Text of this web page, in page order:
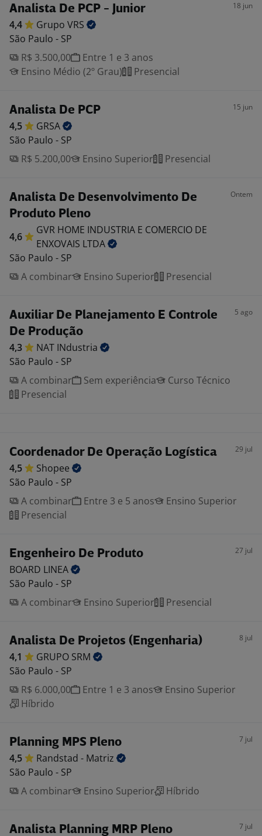
Analista De PCP - Junior 18 jun
4,4 Grupo VRS
São Paulo - SP
R$ 3.500,00
Entre 1 e 3 anos
Ensino Médio (2º Grau)
Presencial
Analista De PCP 15 jun
4,5
GRSA
São Paulo - SP
R$ 5.200,00
Ensino Superior Presencial
Analista De Desenvolvimento De
Produto Pleno
Ontem
4,6
GVR HOME INDUSTRIA E COMERCIO DE
ENXOVAIS LTDA
São Paulo - SP
A combinar
Ensino Superior Presencial
Auxiliar De Planejamento E Controle
De Produção
5 ago
4,3 NAT INdustria
São Paulo - SP
A combinar
Sem experiência
Curso Técnico
Presencial
Coordenador De Operação Logística 29 jul
4,5
Shopee
São Paulo - SP
A combinar
Entre 3 e 5 anos
Ensino Superior
Presencial
Engenheiro De Produto 27 jul
BOARD LINEA
São Paulo - SP
A combinar
Ensino Superior Presencial
Analista De Projetos (Engenharia) 8 jul
4,1 GRUPO SRM
São Paulo - SP
R$ 6.000,00
Entre 1 e 3 anos
Ensino Superior
Híbrido
Planning MPS Pleno 7 jul
4,5 Randstad - Matriz
São Paulo - SP
A combinar
Ensino Superior Híbrido
Analista Planning MRP Pleno 7 jul